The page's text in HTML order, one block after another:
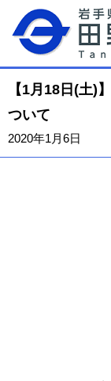
【1月18日(土)
ついて
2020年1月6日